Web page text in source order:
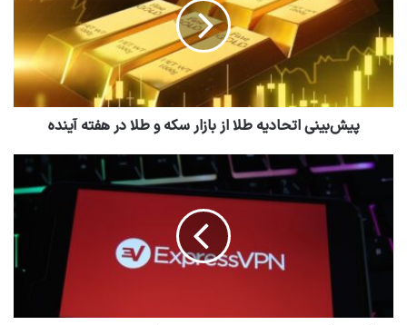
پیش‌بینی اتحادیه طلا از بازار سکه و طلا در هفته آینده